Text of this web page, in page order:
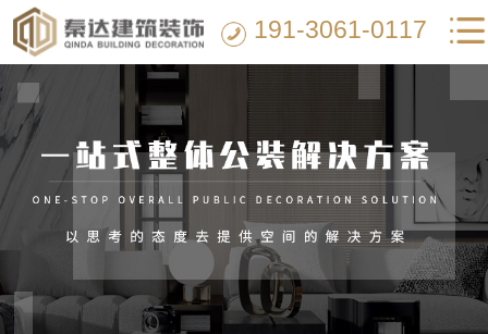
191-3061-0117